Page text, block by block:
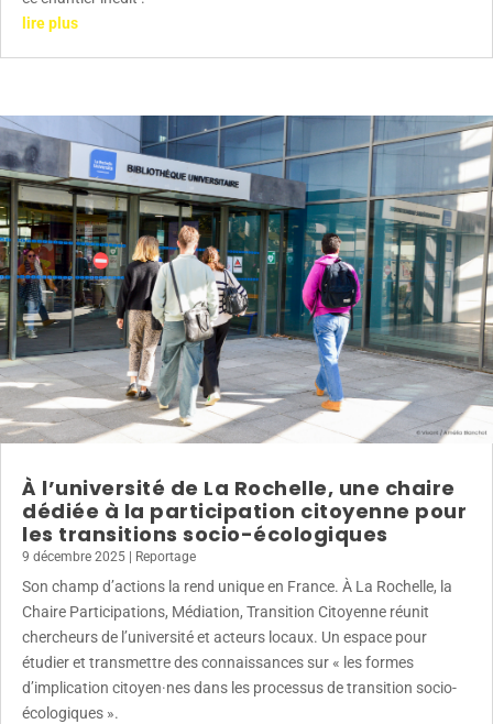
lire plus
À l’université de La Rochelle, une chaire
dédiée à la participation citoyenne pour
les transitions socio-écologiques
9 décembre 2025 | Reportage
Son champ d’actions la rend unique en France. À La Rochelle, la
Chaire Participations, Médiation, Transition Citoyenne réunit
chercheurs de l’université et acteurs locaux. Un espace pour
étudier et transmettre des connaissances sur « les formes
d’implication citoyen·nes dans les processus de transition socio-
écologiques ».